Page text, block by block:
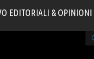
EDITORIALI & OPINIONI